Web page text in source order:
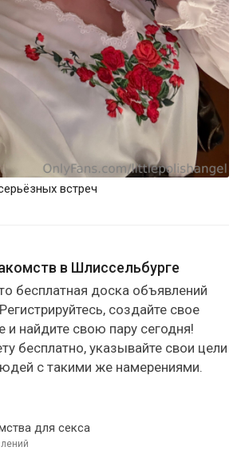
встреч
в Шлиссельбурге
бесплатная доска объявлений
создайте свое
и найдите свою пару сегодня!
бесплатно, указывайте свои цели
с такими же намерениями.
для секса